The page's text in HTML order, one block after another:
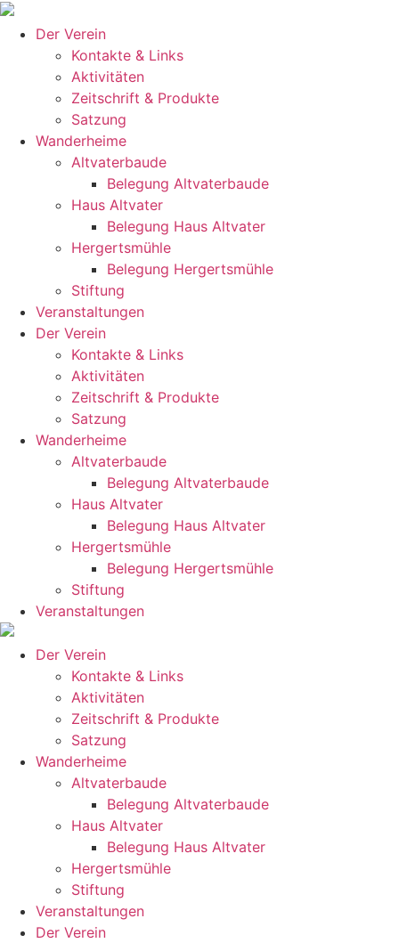
Zum
Inhalt
springen
Der Verein
Kontakte & Links
Aktivitäten
Zeitschrift & Produkte
Satzung
Wanderheime
Altvaterbaude
Belegung Altvaterbaude
Haus Altvater
Belegung Haus Altvater
Hergertsmühle
Belegung Hergertsmühle
Stiftung
Veranstaltungen
Der Verein
Kontakte & Links
Aktivitäten
Zeitschrift & Produkte
Satzung
Wanderheime
Altvaterbaude
Belegung Altvaterbaude
Haus Altvater
Belegung Haus Altvater
Hergertsmühle
Belegung Hergertsmühle
Stiftung
Veranstaltungen
Der Verein
Kontakte & Links
Aktivitäten
Zeitschrift & Produkte
Satzung
Wanderheime
Altvaterbaude
Belegung Altvaterbaude
Haus Altvater
Belegung Haus Altvater
Hergertsmühle
Stiftung
Veranstaltungen
Der Verein